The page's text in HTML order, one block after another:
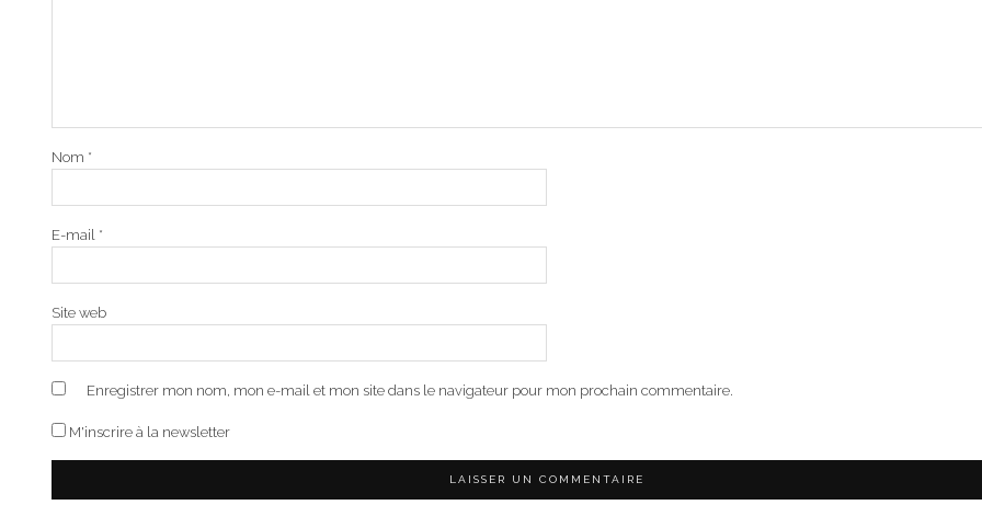
Nom *
E-mail *
Site web
Enregistrer mon nom, mon e-mail et mon site dans le navigateur pour mon prochain commentaire.
M'inscrire à la newsletter